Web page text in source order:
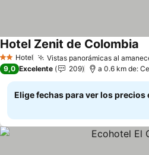
2 Estrellas
Hotel Vistas panorámicas al
Hotel Zenit de Colombia
9,0 Excelente 209 a 0.6 km de:
Elige fechas para ver los precios